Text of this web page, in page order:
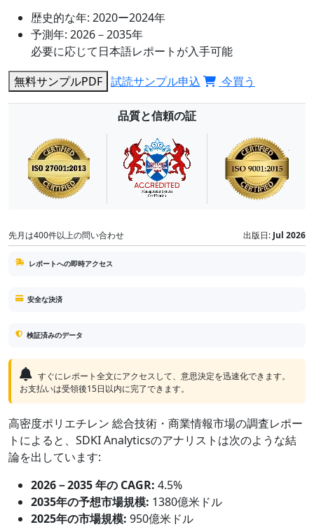
歴史的な年: 2020ー2024年
予測年: 2026－2035年
必要に応じて日本語レポートが入手可能
無料サンプルPDF 試読サンプル申込 今買う
品質と信頼の証
先月は400件以上の問い合わせ 出版日: Jul 2026
レポートへの即時アクセス
安全な決済
検証済みのデータ
すぐにレポート全文にアクセスして、意思決定を迅速化できます。
お支払いは受領後15日以内に完了できます。
高密度ポリエチレン 総合技術・商業情報市場の調査レポー
トによると、SDKI Analyticsのアナリストは次のような結
論を出しています:
2026－2035 年の CAGR: 4.5%
2035年の予想市場規模: 1380億米ドル
2025年の市場規模: 950億米ドル